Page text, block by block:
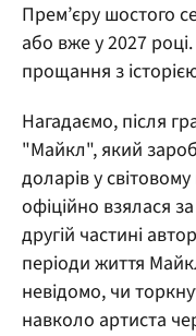
Прем’єру шостого
або вже у 2027
прощання з
Нагадаємо, після
"Майкл", який
доларів у
офіційно взялася
другій частині
періоди життя
невідомо, чи
навколо артиста